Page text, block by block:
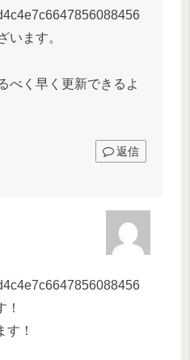
います。
べく早く更新できるよ
返信
す！